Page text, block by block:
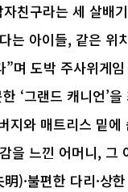
친구라는 세 살배
는 아이들, 같은 위
며 도박 주사위게
‘그랜드 캐니언’
지와 매트리스 밑에
을 느낀 어머니, 그
)·불편한 다리·상